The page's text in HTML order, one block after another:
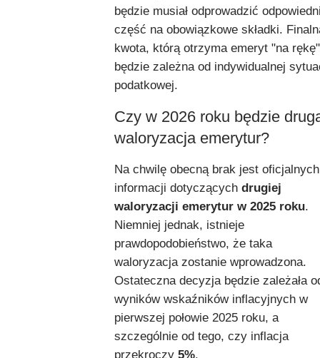
będzie musiał odprowadzić
część na obowiązkowe składki.
kwota, którą otrzyma emeryt "na
będzie zależna od indywidualnej
podatkowej.
Czy w 2026 roku będzie
waloryzacja emerytur?
Na chwilę obecną brak jest oficjalnych
informacji dotyczących drugiej
waloryzacji emerytur w 2025 roku.
Niemniej jednak, istnieje
prawdopodobieństwo, że taka
waloryzacja zostanie wprowadzona.
Ostateczna decyzja będzie zależała
wyników wskaźników inflacyjnych w
pierwszej połowie 2025 roku, a
szczególnie od tego, czy inflacja
przekroczy 5%.